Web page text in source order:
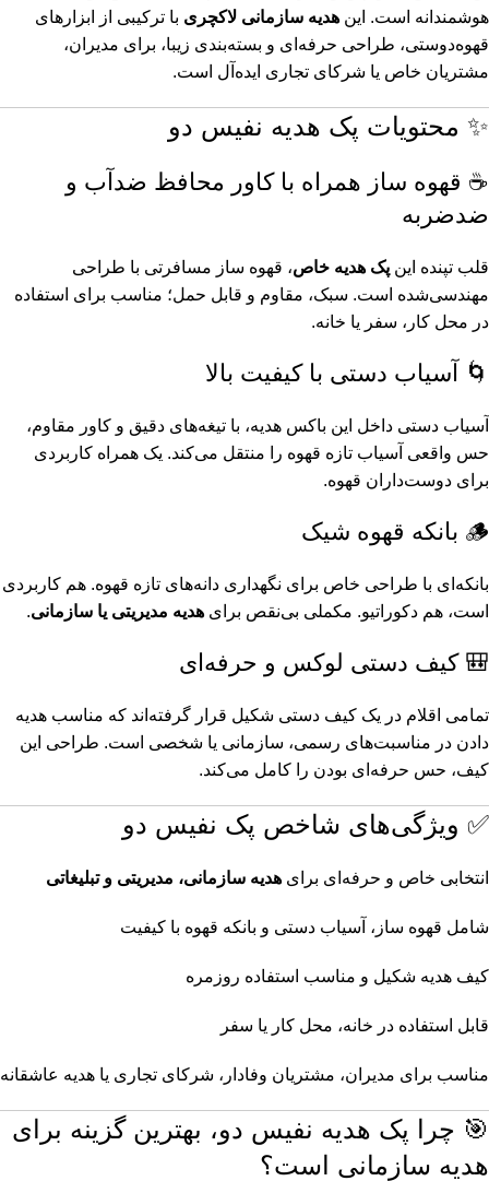
هوشمندانه است. این هدیه سازمانی لاکچری با ترکیبی از ابزارهای
قهوه‌دوستی، طراحی حرفه‌ای و بسته‌بندی زیبا، برای مدیران،
مشتریان خاص یا شرکای تجاری ایده‌آل است.
✨ محتویات پک هدیه نفیس دو
☕ قهوه ساز همراه با کاور محافظ ضدآب و
ضدضربه
قلب تپنده این پک هدیه خاص، قهوه ساز مسافرتی با طراحی
مهندسی‌شده است. سبک، مقاوم و قابل حمل؛ مناسب برای استفاده
در محل کار، سفر یا خانه.
🌀 آسیاب دستی با کیفیت بالا
آسیاب دستی داخل این باکس هدیه، با تیغه‌های دقیق و کاور مقاوم،
حس واقعی آسیاب تازه قهوه را منتقل می‌کند. یک همراه کاربردی
برای دوست‌داران قهوه.
🪵 بانکه قهوه شیک
بانکه‌ای با طراحی خاص برای نگهداری دانه‌های تازه قهوه. هم کاربردی
است، هم دکوراتیو. مکملی بی‌نقص برای هدیه مدیریتی یا سازمانی.
🎒 کیف دستی لوکس و حرفه‌ای
تمامی اقلام در یک کیف دستی شکیل قرار گرفته‌اند که مناسب هدیه
دادن در مناسبت‌های رسمی، سازمانی یا شخصی است. طراحی این
کیف، حس حرفه‌ای بودن را کامل می‌کند.
✅ ویژگی‌های شاخص پک نفیس دو
انتخابی خاص و حرفه‌ای برای هدیه سازمانی، مدیریتی و تبلیغاتی
شامل قهوه ساز، آسیاب دستی و بانکه قهوه با کیفیت
کیف هدیه شکیل و مناسب استفاده روزمره
قابل استفاده در خانه، محل کار یا سفر
مناسب برای مدیران، مشتریان وفادار، شرکای تجاری یا هدیه عاشقانه
🎯 چرا پک هدیه نفیس دو، بهترین گزینه برای
هدیه سازمانی است؟